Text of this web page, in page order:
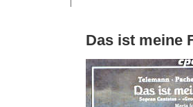
Das ist meine